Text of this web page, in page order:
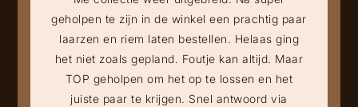
geholpen te zijn in de winkel een prachtig paar
laarzen en riem laten bestellen. Helaas ging
het niet zoals gepland. Foutje kan altijd. Maar
TOP geholpen om het op te lossen en het
juiste paar te krijgen. Snel antwoord via